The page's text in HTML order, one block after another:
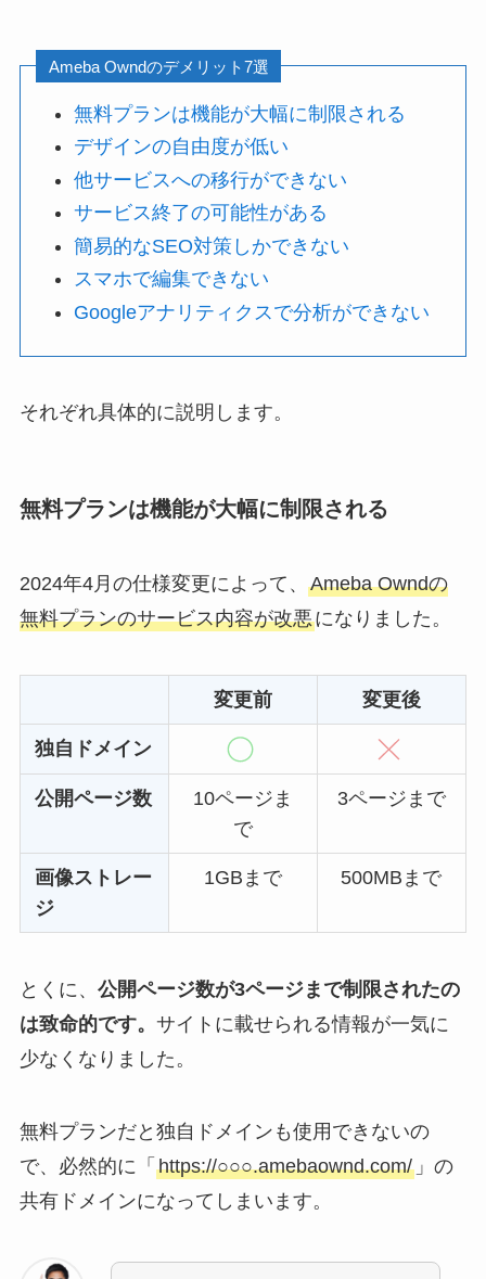
Ameba Owndのデメリット7選
無料プランは機能が大幅に制限される
デザインの自由度が低い
他サービスへの移行ができない
サービス終了の可能性がある
簡易的なSEO対策しかできない
スマホで編集できない
Googleアナリティクスで分析ができない
それぞれ具体的に説明します。
無料プランは機能が大幅に制限される
2024年4月の仕様変更によって、 Ameba Owndの
無料プランのサービス内容が改悪になりました。
変更前 変更後
独自ドメイン
公開ページ数
10ページま
で
3ページまで
画像ストレー
ジ
1GBまで 500MBまで
とくに、 公開ページ数が3ページまで制限されたの
は致命的です。 サイトに載せられる情報が一気に
少なくなりました。
無料プランだと独自ドメインも使用できないの
で、必然的に「 https://○○○.amebaownd.com/」の
共有ドメインになってしまいます。